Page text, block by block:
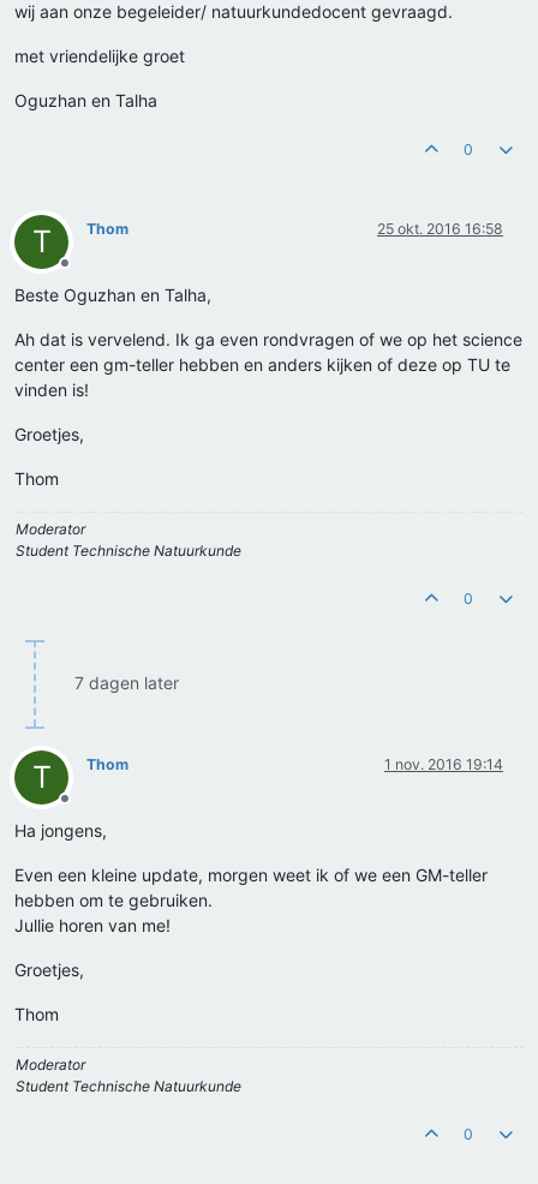
wij aan onze begeleider/ natuurkundedocent gevraagd.
met vriendelijke groet
Oguzhan en Talha
0
T
Offline
Thom 25 okt. 2016 16:58
Beste Oguzhan en Talha,
Ah dat is vervelend. Ik ga even rondvragen of we op het science
center een gm-teller hebben en anders kijken of deze op TU te
vinden is!
Groetjes,
Thom
Moderator
Student Technische Natuurkunde
0
7 dagen later
T
Offline
Thom 1 nov. 2016 19:14
Ha jongens,
Even een kleine update, morgen weet ik of we een GM-teller
hebben om te gebruiken.
Jullie horen van me!
Groetjes,
Thom
Moderator
Student Technische Natuurkunde
0